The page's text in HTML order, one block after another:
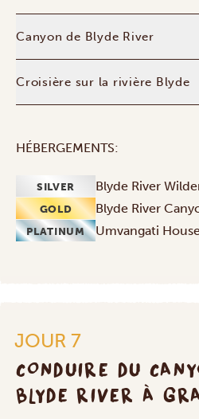
Canyon de Blyde River
Croisière sur la rivière Blyde
HÉBERGEMENTS:
SILVER Blyde River
GOLD Blyde River
PLATINUM Umvangati
JOUR 7
CONDUIRE DU
BLYDE RIVER À